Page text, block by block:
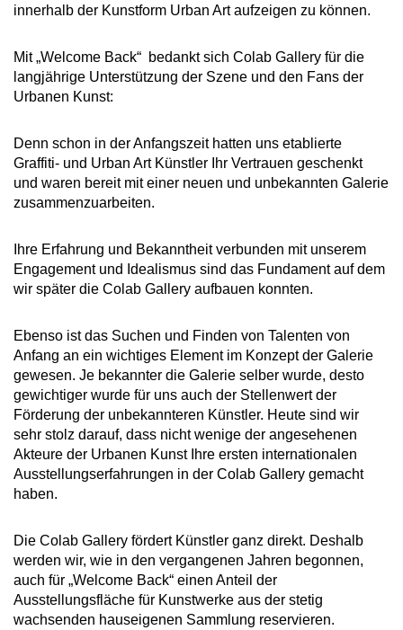
innerhalb der Kunstform Urban Art aufzeigen zu können.
Mit „Welcome Back“ bedankt sich Colab Gallery für die
langjährige Unterstützung der Szene und den Fans der
Urbanen Kunst:
Denn schon in der Anfangszeit hatten uns etablierte
Graffiti- und Urban Art Künstler Ihr Vertrauen geschenkt
und waren bereit mit einer neuen und unbekannten Galerie
zusammenzuarbeiten.
Ihre Erfahrung und Bekanntheit verbunden mit unserem
Engagement und Idealismus sind das Fundament auf dem
wir später die Colab Gallery aufbauen konnten.
Ebenso ist das Suchen und Finden von Talenten von
Anfang an ein wichtiges Element im Konzept der Galerie
gewesen. Je bekannter die Galerie selber wurde, desto
gewichtiger wurde für uns auch der Stellenwert der
Förderung der unbekannteren Künstler. Heute sind wir
sehr stolz darauf, dass nicht wenige der angesehenen
Akteure der Urbanen Kunst Ihre ersten internationalen
Ausstellungserfahrungen in der Colab Gallery gemacht
haben.
Die Colab Gallery fördert Künstler ganz direkt. Deshalb
werden wir, wie in den vergangenen Jahren begonnen,
auch für „Welcome Back“ einen Anteil der
Ausstellungsfläche für Kunstwerke aus der stetig
wachsenden hauseigenen Sammlung reservieren.